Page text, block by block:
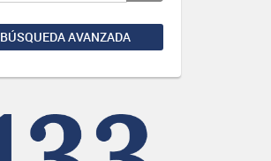
BÚSQUEDA AVANZADA